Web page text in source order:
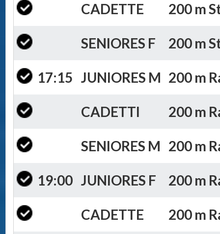
CADETTE 200 m
SENIORES F 200 m
17:15 JUNIORES M 200 m
CADETTI 200 m
SENIORES M 200 m
19:00 JUNIORES F 200 m
CADETTE 200 m